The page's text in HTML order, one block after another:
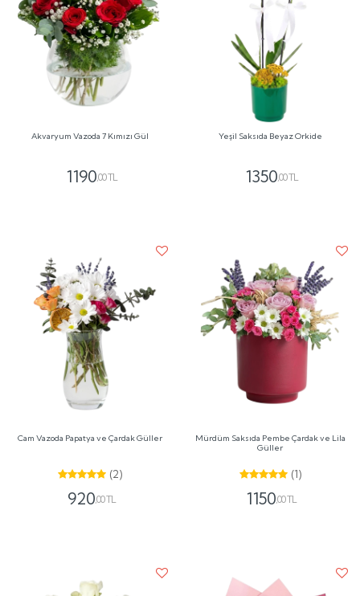
Akvaryum Vazoda 7 Kımızı Gül
1190,00 TL
Yeşil Saksıda Beyaz Orkide
1350,00 TL
Cam Vazoda Papatya ve Çardak Güller
(2)
920,00 TL
Mürdüm Saksıda Pembe Çardak ve Lila
Güller
(1)
1150,00 TL